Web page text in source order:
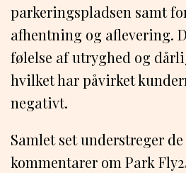
parkeringspladsen samt
afhentning og aflevering.
følelse af utryghed og
hvilket har påvirket
negativt.
Samlet set understreger
kommentarer om Park